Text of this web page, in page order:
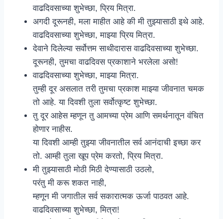
वाढदिवसाच्या शुभेच्छा, प्रिय मित्रा.
अगदी दूरूनही, मला माहीत आहे की मी तुझ्यासाठी इथे आहे.
वाढदिवसाच्या शुभेच्छा, माझ्या प्रिय मित्रा.
देवाने दिलेल्या सर्वोत्तम साथीदारास वाढदिवसाच्या शुभेच्छा.
दूरूनही, तुमचा वाढदिवस प्रकाशाने भरलेला असो!
वाढदिवसाच्या शुभेच्छा, माझ्या मित्रा.
तुम्ही दूर असलात तरी तुमचा प्रकाश माझ्या जीवनात चमक
तो आहे. या दिवशी तुला सर्वोत्कृष्ट शुभेच्छा.
तु दूर आहेस म्हणून तु आमच्या प्रेम आणि समर्थनातून वंचित
होणार नाहीस.
या दिवशी आम्ही तुझ्या जीवनातील सर्व आनंदाची इच्छा कर
तो. आम्ही तुला खूप प्रेम करतो, प्रिय मित्रा.
मी तुझ्यासाठी मोठी मिठी देण्यासाठी उठलो,
परंतु मी करू शकत नाही,
म्हणून मी जगातील सर्व सकारात्मक ऊर्जा पाठवत आहे.
वाढदिवसाच्या शुभेच्छा, मित्रा!